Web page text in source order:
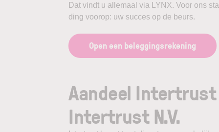
Dat vindt u allemaal via LYNX. Voor ons
ding voorop: uw succes op de beurs.
Open een beleggingsrekening
Aandeel
Intertrust N.V.